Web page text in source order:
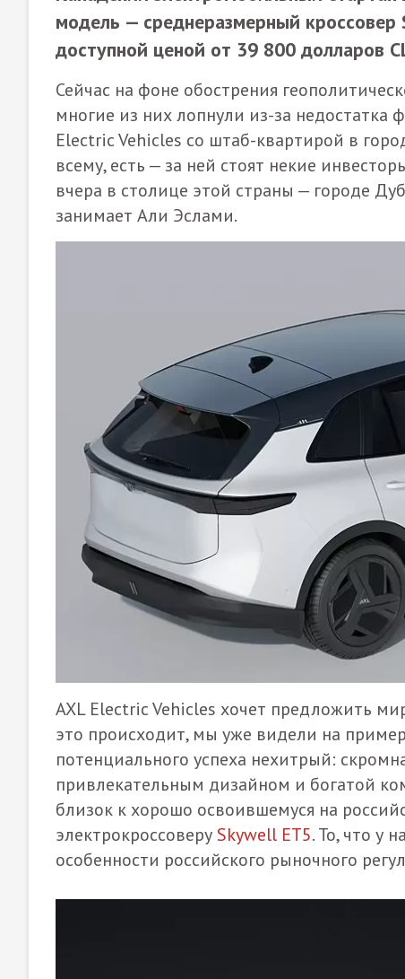
модель — среднеразмерный
доступной ценой от 39 800 долларов
Сейчас на фоне обострения
многие из них лопнули из-за недостатка
Electric Vehicles со штаб-квартирой в
всему, есть — за ней стоят некие
вчера в столице этой страны — городе
занимает Али Эслами.
AXL Electric Vehicles хочет предложить
это происходит, мы уже видели на
потенциального успеха нехитрый:
привлекательным дизайном и богатой
близок к хорошо освоившемуся на
электрокроссоверуSkywell ET5. То, что у
особенности российского рыночного